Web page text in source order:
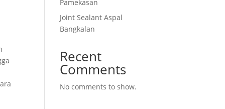
Pamekasan
Joint Sealant Aspal
Bangkalan
Recent
Comments
No comments to show.